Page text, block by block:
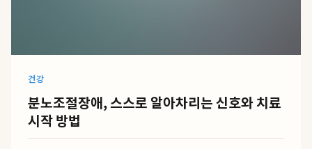
건강
분노조절장애, 스스로 알아차리는 신호와 치료
시작 방법